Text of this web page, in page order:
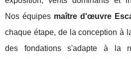
Nos équipes maître d'œuvre
chaque étape, de la conception à
des fondations s'adapte à la